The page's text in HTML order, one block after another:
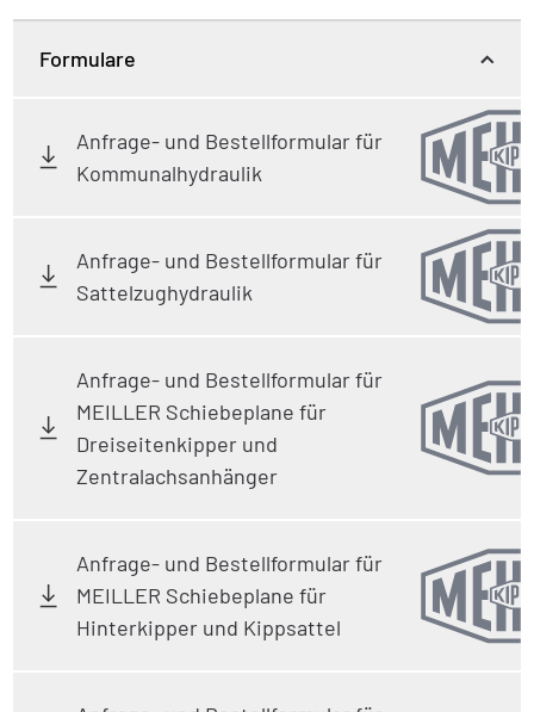
Formulare
Anfrage- und Bestellformular für
Kommunalhydraulik
Anfrage- und Bestellformular für
Sattelzughydraulik
Anfrage- und Bestellformular für
MEILLER Schiebeplane für
Dreiseitenkipper und
Zentralachsanhänger
Anfrage- und Bestellformular für
MEILLER Schiebeplane für
Hinterkipper und Kippsattel